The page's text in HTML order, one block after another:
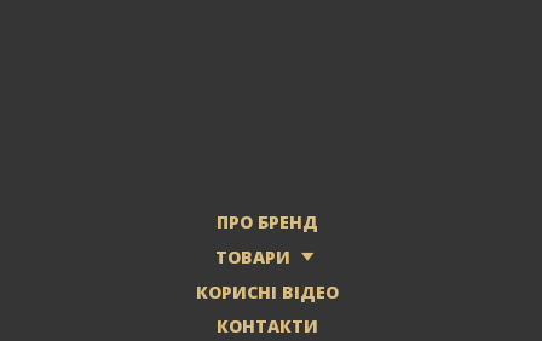
ПРО БРЕНД
ТОВАРИ
КОРИСНІ ВІДЕО
КОНТАКТИ